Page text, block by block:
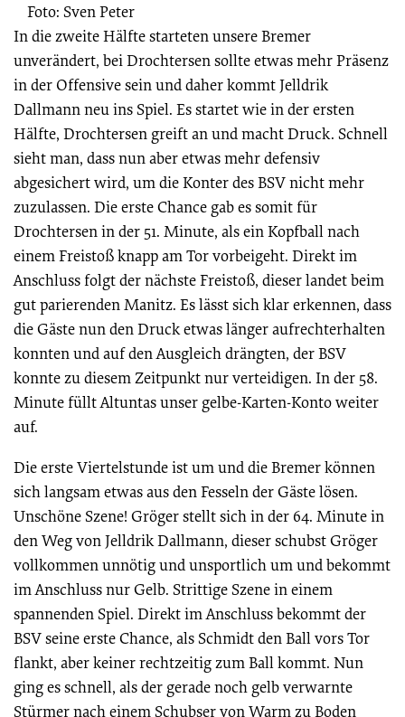
Foto: Sven Peter
In die zweite Hälfte starteten unsere Bremer
unverändert, bei Drochtersen sollte etwas mehr Präsenz
in der Offensive sein und daher kommt Jelldrik
Dallmann neu ins Spiel. Es startet wie in der ersten
Hälfte, Drochtersen greift an und macht Druck. Schnell
sieht man, dass nun aber etwas mehr defensiv
abgesichert wird, um die Konter des BSV nicht mehr
zuzulassen. Die erste Chance gab es somit für
Drochtersen in der 51. Minute, als ein Kopfball nach
einem Freistoß knapp am Tor vorbeigeht. Direkt im
Anschluss folgt der nächste Freistoß, dieser landet beim
gut parierenden Manitz. Es lässt sich klar erkennen, dass
die Gäste nun den Druck etwas länger aufrechterhalten
konnten und auf den Ausgleich drängten, der BSV
konnte zu diesem Zeitpunkt nur verteidigen. In der 58.
Minute füllt Altuntas unser gelbe-Karten-Konto weiter
auf.
Die erste Viertelstunde ist um und die Bremer können
sich langsam etwas aus den Fesseln der Gäste lösen.
Unschöne Szene! Gröger stellt sich in der 64. Minute in
den Weg von Jelldrik Dallmann, dieser schubst Gröger
vollkommen unnötig und unsportlich um und bekommt
im Anschluss nur Gelb. Strittige Szene in einem
spannenden Spiel. Direkt im Anschluss bekommt der
BSV seine erste Chance, als Schmidt den Ball vors Tor
flankt, aber keiner rechtzeitig zum Ball kommt. Nun
ging es schnell, als der gerade noch gelb verwarnte
Stürmer nach einem Schubser von Warm zu Boden